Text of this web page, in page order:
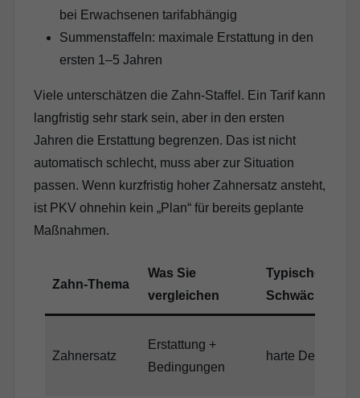
bei Erwachsenen tarifabhängig
Summenstaffeln: maximale Erstattung in den
ersten 1–5 Jahren
Viele unterschätzen die Zahn-Staffel. Ein Tarif kann
langfristig sehr stark sein, aber in den ersten
Jahren die Erstattung begrenzen. Das ist nicht
automatisch schlecht, muss aber zur Situation
passen. Wenn kurzfristig hoher Zahnersatz ansteht,
ist PKV ohnehin kein „Plan“ für bereits geplante
Maßnahmen.
Zahn-Thema
Was Sie
vergleichen
Typische
Schwäche
Zahnersatz
Erstattung +
Bedingungen
harte Deckel